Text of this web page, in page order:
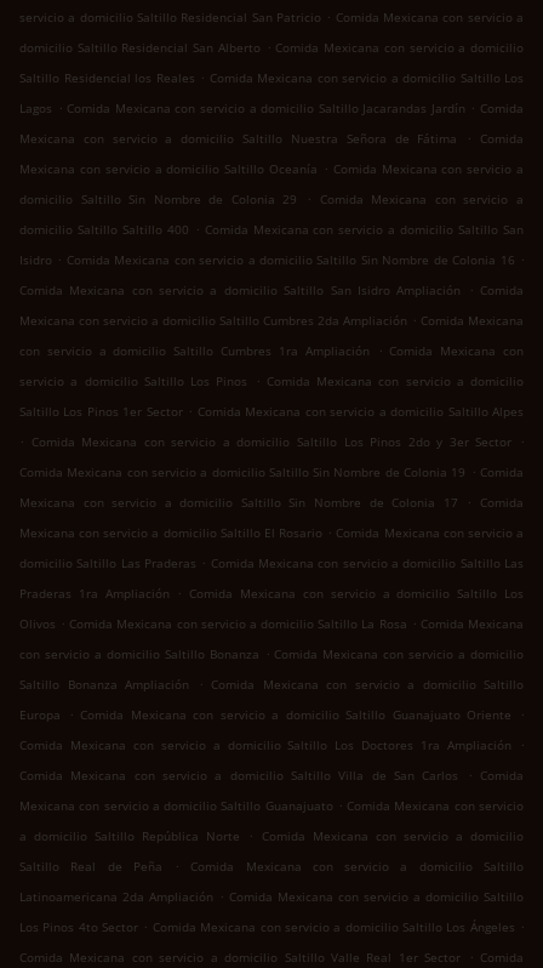
servicio a domicilio Saltillo Residencial San Patricio . Comida Mexicana con servicio a
domicilio Saltillo Residencial San Alberto . Comida Mexicana con servicio a domicilio
Saltillo Residencial los Reales . Comida Mexicana con servicio a domicilio Saltillo Los
Lagos . Comida Mexicana con servicio a domicilio Saltillo Jacarandas Jardín . Comida
Mexicana con servicio a domicilio Saltillo Nuestra Señora de Fátima
.
Comida
Mexicana con servicio a domicilio Saltillo Oceanía . Comida Mexicana con servicio a
domicilio Saltillo Sin Nombre de Colonia 29
.
Comida Mexicana con servicio a
domicilio Saltillo Saltillo 400 . Comida Mexicana con servicio a domicilio Saltillo San
Isidro . Comida Mexicana con servicio a domicilio Saltillo Sin Nombre de Colonia 16 .
Comida Mexicana con servicio a domicilio Saltillo San Isidro Ampliación
. Comida
Mexicana con servicio a domicilio Saltillo Cumbres 2da Ampliación . Comida Mexicana
con servicio a domicilio Saltillo Cumbres 1ra Ampliación
. Comida Mexicana con
servicio a domicilio Saltillo Los Pinos
. Comida Mexicana con servicio a domicilio
Saltillo Los Pinos 1er Sector . Comida Mexicana con servicio a domicilio Saltillo Alpes
. Comida Mexicana con servicio a domicilio Saltillo Los Pinos 2do y 3er Sector
.
Comida Mexicana con servicio a domicilio Saltillo Sin Nombre de Colonia 19 . Comida
Mexicana con servicio a domicilio Saltillo Sin Nombre de Colonia 17
.
Comida
Mexicana con servicio a domicilio Saltillo El Rosario . Comida Mexicana con servicio a
domicilio Saltillo Las Praderas . Comida Mexicana con servicio a domicilio Saltillo Las
Praderas 1ra Ampliación
. Comida Mexicana con servicio a domicilio Saltillo Los
Olivos . Comida Mexicana con servicio a domicilio Saltillo La Rosa . Comida Mexicana
con servicio a domicilio Saltillo Bonanza . Comida Mexicana con servicio a domicilio
Saltillo Bonanza Ampliación
. Comida Mexicana con servicio a domicilio Saltillo
Europa
. Comida Mexicana con servicio a domicilio Saltillo Guanajuato Oriente
.
Comida Mexicana con servicio a domicilio Saltillo Los Doctores 1ra Ampliación
.
Comida Mexicana con servicio a domicilio Saltillo Villa de San Carlos
. Comida
Mexicana con servicio a domicilio Saltillo Guanajuato . Comida Mexicana con servicio
a domicilio Saltillo República Norte
.
Comida Mexicana con servicio a domicilio
Saltillo Real de Peña
.
Comida Mexicana con servicio a domicilio Saltillo
Latinoamericana 2da Ampliación . Comida Mexicana con servicio a domicilio Saltillo
Los Pinos 4to Sector . Comida Mexicana con servicio a domicilio Saltillo Los Ángeles .
Comida Mexicana con servicio a domicilio Saltillo Valle Real 1er Sector
. Comida